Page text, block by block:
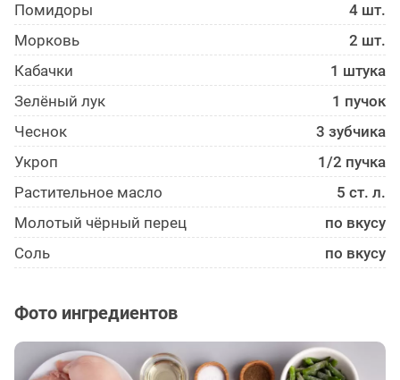
Помидоры
4 шт.
Морковь
2 шт.
Кабачки
1 штука
Зелёный лук
1 пучок
Чеснок
3 зубчика
Укроп
1/2 пучка
Растительное масло
5 ст. л.
Молотый чёрный перец
по вкусу
Соль
по вкусу
Фото ингредиентов